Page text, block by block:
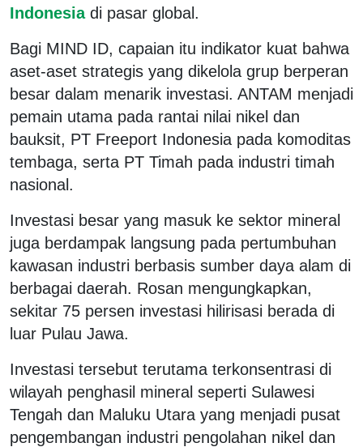
Indonesia di pasar global.
Bagi MIND ID, capaian itu indikator kuat bahwa
aset-aset strategis yang dikelola grup berperan
besar dalam menarik investasi. ANTAM menjadi
pemain utama pada rantai nilai nikel dan
bauksit, PT Freeport Indonesia pada komoditas
tembaga, serta PT Timah pada industri timah
nasional.
Investasi besar yang masuk ke sektor mineral
juga berdampak langsung pada pertumbuhan
kawasan industri berbasis sumber daya alam di
berbagai daerah. Rosan mengungkapkan,
sekitar 75 persen investasi hilirisasi berada di
luar Pulau Jawa.
Investasi tersebut terutama terkonsentrasi di
wilayah penghasil mineral seperti Sulawesi
Tengah dan Maluku Utara yang menjadi pusat
pengembangan industri pengolahan nikel dan